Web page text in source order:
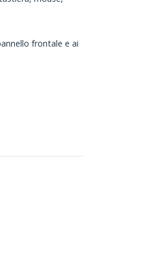
frontale e ai